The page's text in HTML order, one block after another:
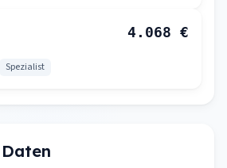
4.068 €
Spezialist